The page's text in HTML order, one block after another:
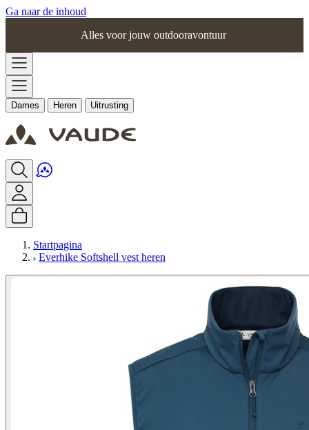
Ga naar de inhoud
Alles voor jouw outdooravontuur
Dames Heren Uitrusting
Startpagina
Everhike Softshell vest heren